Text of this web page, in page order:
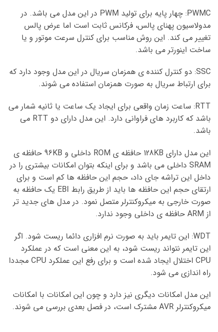
PWMC: چهار پایه برای تولید PWM در این مدل می باشد. در
مدولاسیون پهنای پالس، فرکانس ثابت است اما عرض پالس
تغییر می کند. این روش مناسب برای کنترل سرعت موتور و یا
ساخت اینورتر می باشد.
SSC: دو کنترل کننده ی همزمان سریال در این مدل وجود دارد که
برای ارتباط سریال به صورت همزمان استفاده می شوند.
RTT: ساعت زمان واقعی برای ایجاد یک ساعت یا ثانیه شمار می
باشد که کاربرد های فراوانی دارد. این مدل دارای دو RTT می
باشد.
این مدل دارای 128KB حافظه ی ROM داخلی و 96KB حافظه ی
SRAM داخلی می باشد و برای اینکه بتوان امکانات بیشتری را در
داخل این تراشه جای داد، حجم این حافظه ها کم است و برای
ارتقای حجم این حافظه ها باید از طریق رابط EBI یک حافظه به
صورت خارجی به میکروکنترلر متصل نمود. در مدل های جدید تر
از ARM حافظه ی داخلی وجود ندارد.
WDT: این تایمر باید به صورت نرم افزاری دائما ریست شود. اگر
این تایمر نتواند ریست شود، به این معنی است که در عملکرد
CPU اختلال ایجاد شده است و برای رفع این عملکرد CPU مجددا
راه اندازی می شود.
این مدل امکانات دیگری نیز دارد و چون این امکانات با امکانات
میکروکنترلر AVR مشترک است، در فصل بعدی بررسی می شوند.